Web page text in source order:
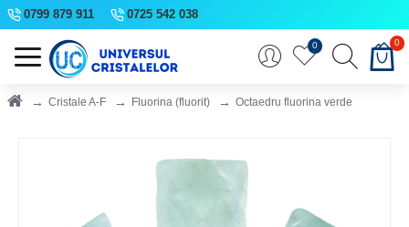
0799 879 911 0725 542 038
0 0
Cristale A-F Fluorina (fluorit) Octaedru fluorina verde